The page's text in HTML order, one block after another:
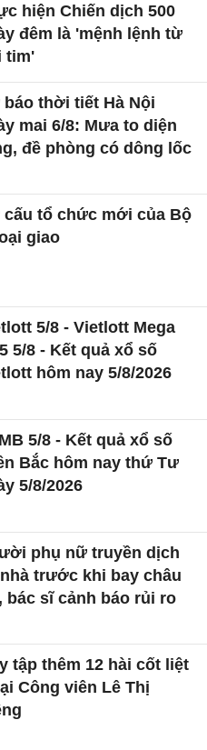
hiện Chiến dịch 500
đêm là 'mệnh lệnh từ
tim'
báo thời tiết Hà Nội
mai 6/8: Mưa to diện
đề phòng có dông lốc
cấu tổ chức mới của Bộ
giao
5/8 - Vietlott Mega
5/8 - Kết quả xổ số
hôm nay 5/8/2026
5/8 - Kết quả xổ số
Bắc hôm nay thứ Tư
5/8/2026
phụ nữ truyền dịch
trước khi bay châu
bác sĩ cảnh báo rủi ro
tập thêm 12 hài cốt liệt
Công viên Lê Thị